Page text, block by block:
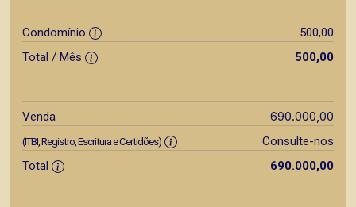
Condomínio
500,00
Total / Mês
500,00
Venda 690.000,00
(ITBI, Registro, Escritura e Certidões)
Consulte-nos
Total
690.000,00